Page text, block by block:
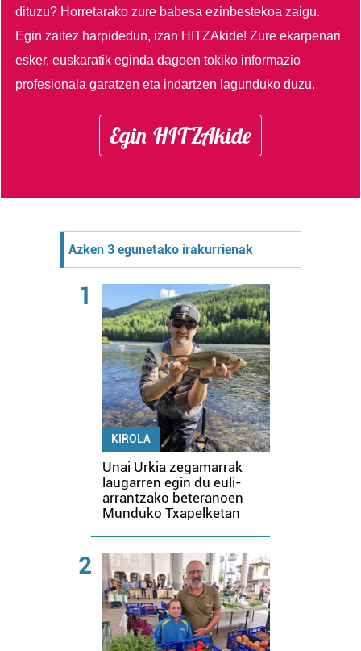
dituzu? Horretarako zure babesa ezinbestekoa zaigu.
Egin zaitez harpidedun, izan HITZAkide!Zure ekarpenari
esker, euskaratik eginda dagoen tokiko informazio
profesionala garatzen eta indartzen lagunduko duzu.
Egin HITZAkide
Azken 3 egunetako irakurrienak
1
KIROLA
Unai Urkia zegamarrak
laugarren egin du euli-
arrantzako beteranoen
Munduko Txapelketan
2